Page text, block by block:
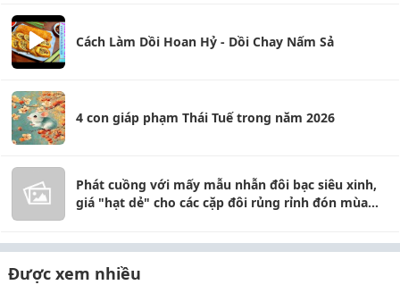
Cách Làm Dồi Hoan Hỷ - Dồi Chay Nấm Sả
4 con giáp phạm Thái Tuế trong năm 2026
Phát cuồng với mấy mẫu nhẫn đôi bạc siêu xinh,
giá "hạt dẻ" cho các cặp đôi rủng rỉnh đón mùa
Được xem nhiều